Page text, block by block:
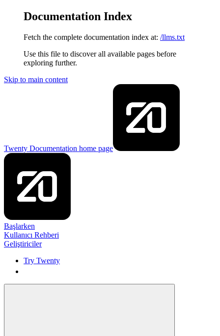
Documentation Index
Fetch the complete documentation index at: /llms.txt
Use this file to discover all available pages before
exploring further.
Skip to main content
Twenty Documentation home page
Başlarken
Kullanıcı Rehberi
Geliştiriciler
Try Twenty